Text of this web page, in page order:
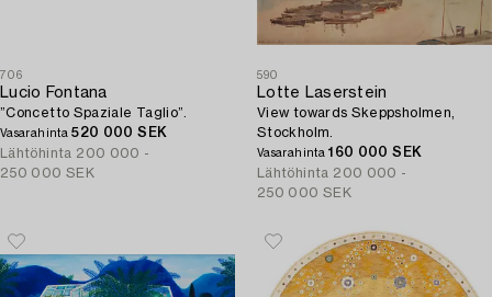
706
Lucio Fontana
”Concetto Spaziale Taglio”.
Vasarahinta520 000 SEK
Lähtöhinta 200 000 -
250 000 SEK
590
Lotte Laserstein
View towards Skeppsholmen,
Stockholm.
Vasarahinta160 000 SEK
Lähtöhinta 200 000 -
250 000 SEK